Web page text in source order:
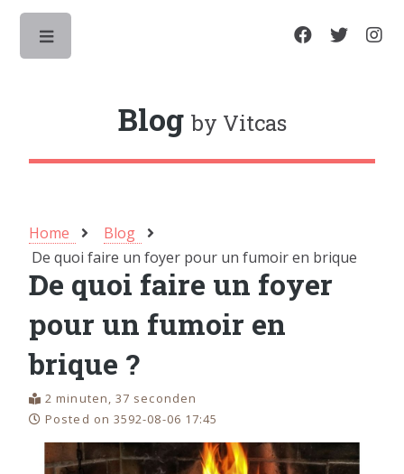
Blog by Vitcas
Home
Blog
De quoi faire un foyer pour un fumoir en brique
?
De quoi faire un foyer
pour un fumoir en
brique ?
2 minuten, 37 seconden
Posted on 3592-08-06 17:45